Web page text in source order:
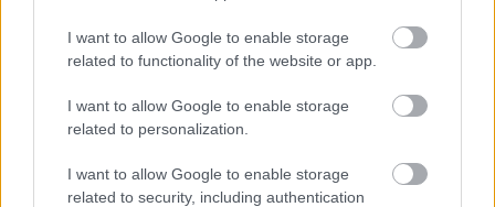
I want to allow Google to enable storage
related to functionality of the website or app.
I want to allow Google to enable storage
related to personalization.
I want to allow Google to enable storage
related to security, including authentication
selleks, et kiiresti jõuda punkti, kus
finantsdimensioone saab arendusmasinas
aktiveerida, toimib see hästi :-)
Lisalugemist
Kui see postitus teile meeldis, võivad teile meeldida
ka need soovitused: